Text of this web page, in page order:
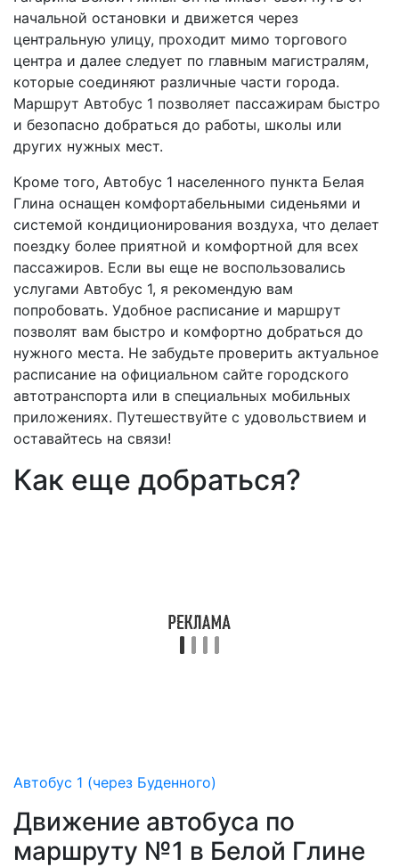
начальной остановки и движется через
центральную улицу, проходит мимо торгового
центра и далее следует по главным магистралям,
которые соединяют различные части города.
Маршрут Автобус 1 позволяет пассажирам быстро
и безопасно добраться до работы, школы или
других нужных мест.
Кроме того, Автобус 1 населенного пункта Белая
Глина оснащен комфортабельными сиденьями и
системой кондиционирования воздуха, что делает
поездку более приятной и комфортной для всех
пассажиров. Если вы еще не воспользовались
услугами Автобус 1, я рекомендую вам
попробовать. Удобное расписание и маршрут
позволят вам быстро и комфортно добраться до
нужного места. Не забудьте проверить актуальное
расписание на официальном сайте городского
автотранспорта или в специальных мобильных
приложениях. Путешествуйте с удовольствием и
оставайтесь на связи!
Как еще добраться?
Автобус 1 (через Буденного)
Движение автобуса по
маршруту №1 в Белой Глине